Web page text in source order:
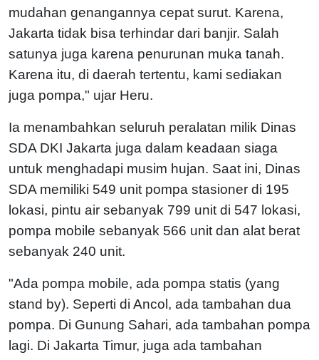
mudahan genangannya cepat surut. Karena,
Jakarta tidak bisa terhindar dari banjir. Salah
satunya juga karena penurunan muka tanah.
Karena itu, di daerah tertentu, kami sediakan
juga pompa," ujar Heru.
Ia menambahkan seluruh peralatan milik Dinas
SDA DKI Jakarta juga dalam keadaan siaga
untuk menghadapi musim hujan. Saat ini, Dinas
SDA memiliki 549 unit pompa stasioner di 195
lokasi, pintu air sebanyak 799 unit di 547 lokasi,
pompa mobile sebanyak 566 unit dan alat berat
sebanyak 240 unit.
"Ada pompa mobile, ada pompa statis (yang
stand by). Seperti di Ancol, ada tambahan dua
pompa. Di Gunung Sahari, ada tambahan pompa
lagi. Di Jakarta Timur, juga ada tambahan